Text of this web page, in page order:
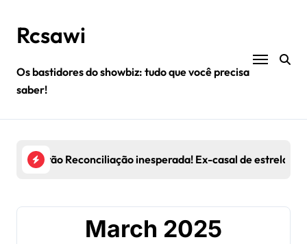
contentRcsawi
Os bastidores do showbiz: tudo que você precisa
saber!
de estrelas volta a se encontrar após anos separados
Celebridades canceladas: quem perdeu
March 2025